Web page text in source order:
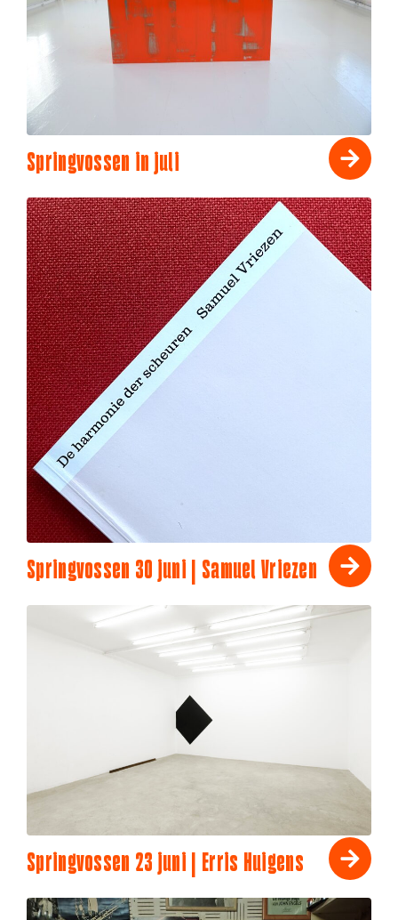
Springvossen in juli
Springvossen 30 juni | Samuel Vriezen
Springvossen 23 juni | Erris Huigens